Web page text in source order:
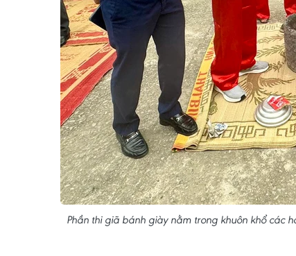
Phần thi giã bánh giày nằm trong khuôn khổ các